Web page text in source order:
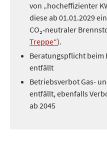
von „hocheffizienter
diese ab 01.01.2029
CO₂‑neutraler
Treppe“).
Beratungspflicht beim
entfällt
Betriebsverbot Gas-
entfällt, ebenfalls
ab 2045